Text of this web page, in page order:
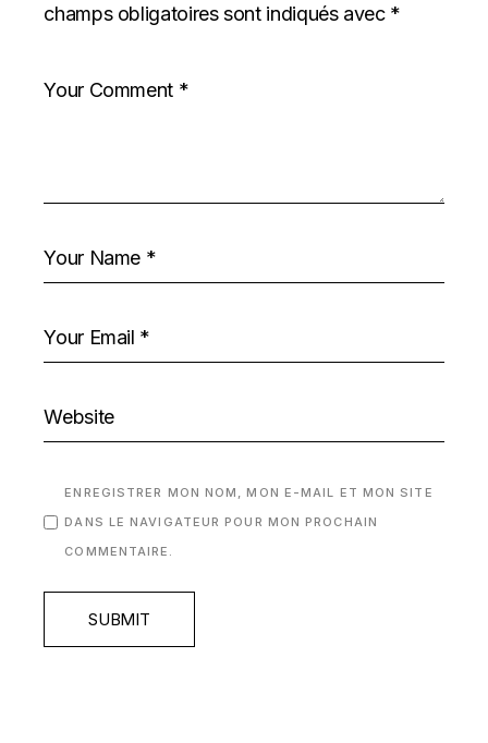
champs obligatoires sont indiqués avec *
ENREGISTRER MON NOM, MON E-MAIL ET MON SITE
DANS LE NAVIGATEUR POUR MON PROCHAIN
COMMENTAIRE.
SUBMIT